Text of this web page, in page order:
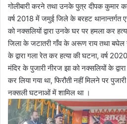
गोलीबारी करने तथा उनके पुत्र दीपक कुमार
वर्ष 2018 में जमुई जिले के बरहट थानान्तर्गत
को नक्सलियों द्वारा उनके घर पर हमला कर
जिला के जटातरी गाँव के अरूण राय तथा
के द्वारा गला रेत कर हत्या की घटना, वर्ष
मंदिर के पुजारी नीरज झा को नक्सलियों के
कर लिया गया था, फिरौती नहीं मिलने पर
नक्सली घटनाओं में शामिल था ।